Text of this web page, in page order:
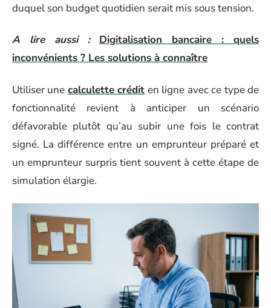
duquel son budget quotidien serait mis sous tension.
A lire aussi :
Digitalisation bancaire : quels
inconvénients ? Les solutions à connaître
Utiliser une calculette crédit en ligne avec ce type de
fonctionnalité revient à anticiper un scénario
défavorable plutôt qu’au subir une fois le contrat
signé. La différence entre un emprunteur préparé et
un emprunteur surpris tient souvent à cette étape de
simulation élargie.